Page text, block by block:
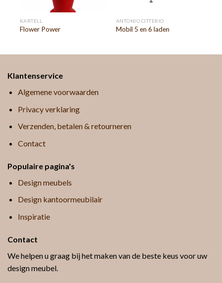
KARTELL
Flower Power
ANTONIO CITTERIO
Mobil 5 en 6 laden
Klantenservice
Algemene voorwaarden
Privacy verklaring
Verzenden, betalen & retourneren
Contact
Populaire pagina's
Design meubels
Design kantoormeubilair
Inspiratie
Contact
We helpen u graag bij het maken van de beste keus voor uw
design meubel.